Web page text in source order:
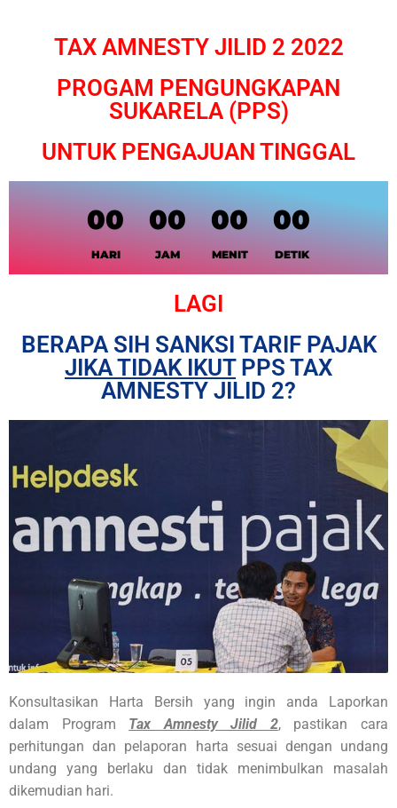
TAX AMNESTY JILID 2 2022
PROGAM PENGUNGKAPAN
SUKARELA (PPS)
UNTUK PENGAJUAN TINGGAL
00
HARI
00
JAM
00
MENIT
00
DETIK
LAGI
BERAPA SIH SANKSI TARIF PAJAK
JIKA TIDAK IKUTPPS TAX
AMNESTY JILID 2?
Konsultasikan Harta Bersih yang ingin anda Laporkan
dalam Program Tax Amnesty Jilid 2, pastikan cara
perhitungan dan pelaporan harta sesuai dengan undang
undang yang berlaku dan tidak menimbulkan masalah
dikemudian hari.​